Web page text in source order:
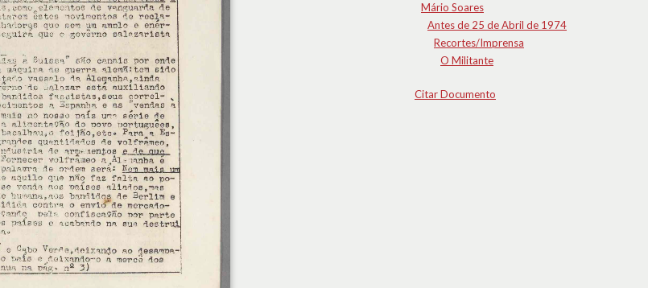
Mário Soares
Antes de 25 de Abril de 1974
Recortes/Imprensa
O Militante
Citar Documento